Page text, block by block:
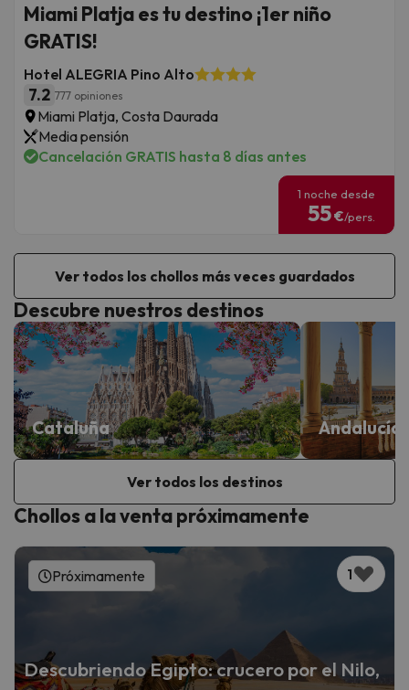
Miami Platja es tu destino ¡1er niño
GRATIS!
Hotel ALEGRIA Pino Alto
7.2 777 opiniones
Miami Platja, Costa Daurada
Media pensión
Cancelación GRATIS hasta 8 días antes
1 noche desde
55€/pers.
Ver todos los chollos más veces guardados
Descubre nuestros destinos
Cataluña Andalucía
Ver todos los destinos
Chollos a la venta próximamente
1
Próximamente
Descubriendo Egipto: crucero por el Nilo,